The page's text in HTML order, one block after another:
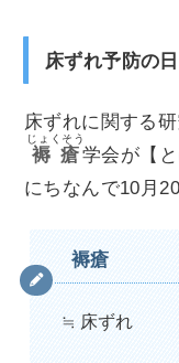
床ずれ予防の日
床ずれに関する
褥瘡
じょくそう
学会が【
にちなんで10月
褥瘡
≒ 床ずれ